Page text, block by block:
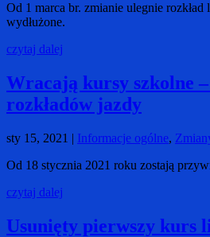
Od 1 marca br. zmianie ulegnie
wydłużone.
czytaj dalej
Wracają kursy szkolne
rozkładów jazdy
sty 15, 2021 | Informacje ogólne,
Od 18 stycznia 2021 roku zostają
czytaj dalej
Usunięty pierwszy kurs